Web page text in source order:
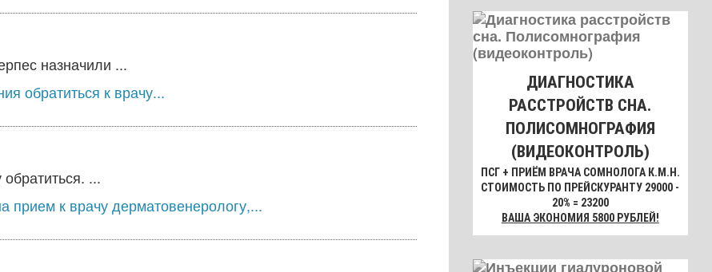
назначили ...
обратиться к врачу...
...
прием к врачу дерматовенерологу,...
ДИАГНОСТИКА
РАССТРОЙСТВ СНА.
ПОЛИСОМНОГРАФИЯ
(ВИДЕОКОНТРОЛЬ)
ПСГ + ПРИЁМ ВРАЧА СОМНОЛОГА К.М.Н.
СТОИМОСТЬ ПО ПРЕЙСКУРАНТУ 29000 -
20% = 23200
ВАША ЭКОНОМИЯ 5800 РУБЛЕЙ!